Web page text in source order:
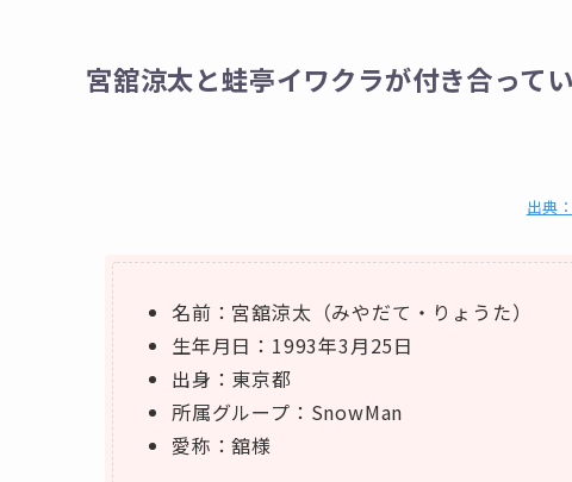
宮舘涼太と蛙亭イワクラが付き合って
出典
名前：宮舘涼太（みやだて・りょうた）
生年月日：1993年3月25日
出身：東京都
所属グループ：SnowMan
愛称：舘様